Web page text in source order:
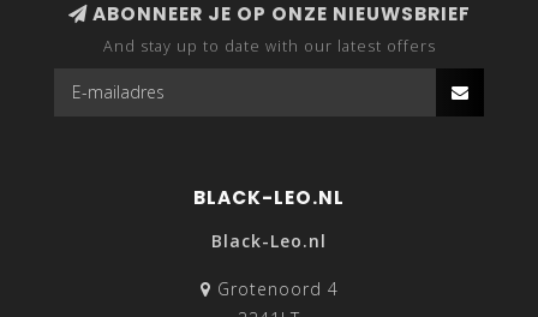
ABONNEER JE OP ONZE NIEUWSBRIEF
And stay up to date with our latest offers
BLACK-LEO.NL
Black-Leo.nl
Grotenoord 4